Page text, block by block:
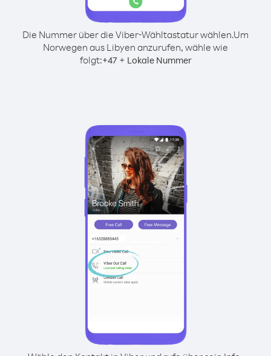
Die Nummer über die Viber-Wähltastatur wählen.Um
Norwegen aus Libyen anzurufen, wähle wie
folgt:+47+ Lokale Nummer